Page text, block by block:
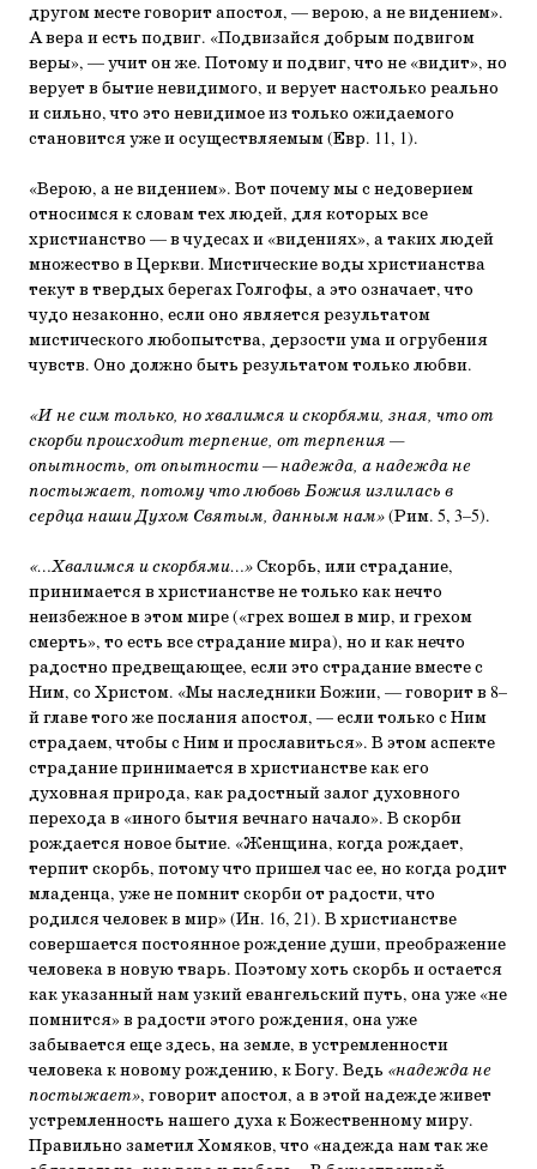
другом месте говорит апостол, — верою, а не видением».
А вера и есть подвиг. «Подвизайся добрым подвигом
веры», — учит он же. Потому и подвиг, что не «видит», но
верует в бытие невидимого, и верует настолько реально
и сильно, что это невидимое из только ожидаемого
становится уже и осуществляемым (Евр. 11, 1).
«Верою, а не видением». Вот почему мы с недоверием
относимся к словам тех людей, для которых все
христианство — в чудесах и «видениях», а таких людей
множество в Церкви. Мистические воды христианства
текут в твердых берегах Голгофы, а это означает, что
чудо незаконно, если оно является результатом
мистического любопытства, дерзости ума и огрубения
чувств. Оно должно быть результатом только любви.
«И не сим только, но хвалимся и скорбями, зная, что от
скорби происходит терпение, от терпения —
опытность, от опытности — надежда, а надежда не
постыжает, потому что любовь Божия излилась в
сердца наши Духом Святым, данным нам»(Рим. 5, 3–5).
«…Хвалимся и скорбями…»Скорбь, или страдание,
принимается в христианстве не только как нечто
неизбежное в этом мире («грех вошел в мир, и грехом
смерть», то есть все страдание мира), но и как нечто
радостно предвещающее, если это страдание вместе с
Ним, со Христом. «Мы наследники Божии, — говорит в 8–
й главе того же послания апостол, — если только с Ним
страдаем, чтобы с Ним и прославиться». В этом аспекте
страдание принимается в христианстве как его
духовная природа, как радостный залог духовного
перехода в «иного бытия вечнаго начало». В скорби
рождается новое бытие. «Женщина, когда рождает,
терпит скорбь, потому что пришел час ее, но когда родит
младенца, уже не помнит скорби от радости, что
родился человек в мир» (Ин. 16, 21). В христианстве
совершается постоянное рождение души, преображение
человека в новую тварь. Поэтому хоть скорбь и остается
как указанный нам узкий евангельский путь, она уже «не
помнится» в радости этого рождения, она уже
забывается еще здесь, на земле, в устремленности
человека к новому рождению, к Богу. Ведь «надежда не
постыжает», говорит апостол, а в этой надежде живет
устремленность нашего духа к Божественному миру.
Правильно заметил Хомяков, что «надежда нам так же